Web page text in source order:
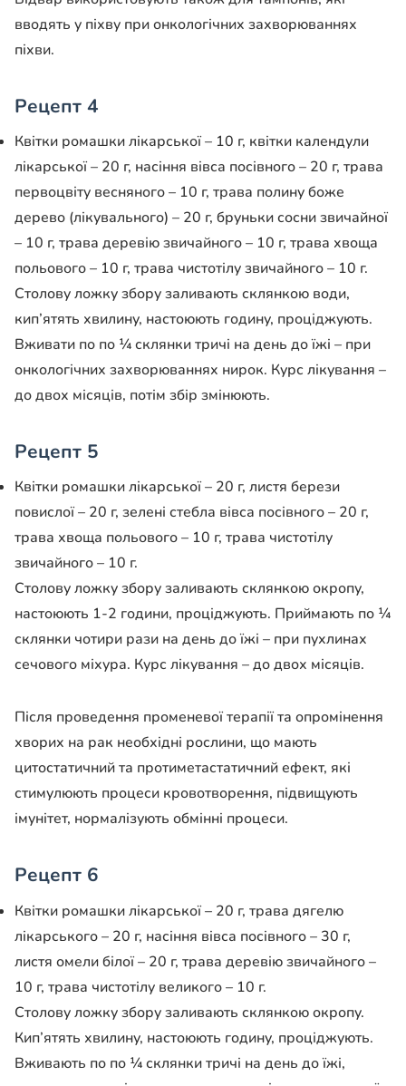
вводять у піхву при онкологічних захворюваннях
піхви.
Рецепт 4
Квітки ромашки лікарської – 10 г, квітки календули
лікарської – 20 г, насіння вівса посівного – 20 г, трава
первоцвіту весняного – 10 г, трава полину боже
дерево (лікувального) – 20 г, бруньки сосни звичайної
– 10 г, трава деревію звичайного – 10 г, трава хвоща
польового – 10 г, трава чистотілу звичайного – 10 г.
Столову ложку збору заливають склянкою води,
кип’ятять хвилину, настоюють годину, проціджують.
Вживати по по ¼ склянки тричі на день до їжі – при
онкологічних захворюваннях нирок. Курс лікування –
до двох місяців, потім збір змінюють.
Рецепт 5
Квітки ромашки лікарської – 20 г, листя берези
повислої – 20 г, зелені стебла вівса посівного – 20 г,
трава хвоща польового – 10 г, трава чистотілу
звичайного – 10 г.
Столову ложку збору заливають склянкою окропу,
настоюють 1-2 години, проціджують. Приймають по ¼
склянки чотири рази на день до їжі – при пухлинах
сечового міхура. Курс лікування – до двох місяців.
Після проведення променевої терапії та опромінення
хворих на рак необхідні рослини, що мають
цитостатичний та протиметастатичний ефект, які
стимулюють процеси кровотворення, підвищують
імунітет, нормалізують обмінні процеси.
Рецепт 6
Квітки ромашки лікарської – 20 г, трава дягелю
лікарського – 20 г, насіння вівса посівного – 30 г,
листя омели білої – 20 г, трава деревію звичайного –
10 г, трава чистотілу великого – 10 г.
Столову ложку збору заливають склянкою окропу.
Кип’ятять хвилину, настоюють годину, проціджують.
Вживають по по ¼ склянки тричі на день до їжі,